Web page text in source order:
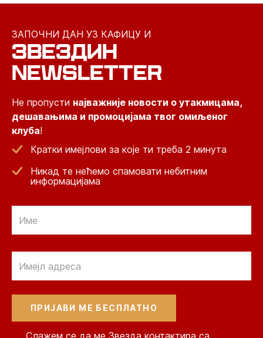
ЗАПОЧНИ ДАН УЗ КАФИЦУ И
ЗВЕЗДИН
NEWSLETTER
Не пропусти најважније новости о утакмицама,
дешавањима и промоцијама твог омиљеног
клуба!
Кратки имејлови за које ти треба 2 минута
Никад те нећемо спамовати небитним
информацијама
Слажем се да ме Звезда контактира са